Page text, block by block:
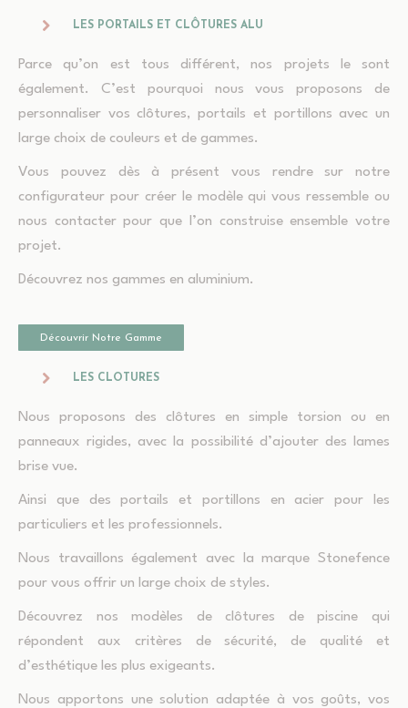
LES PORTAILS ET CLÔTURES ALU
Parce qu’on est tous différent, nos projets le sont
également. C’est pourquoi nous vous proposons de
personnaliser vos clôtures, portails et portillons avec un
large choix de couleurs et de gammes.
Vous pouvez dès à présent vous rendre sur notre
configurateur pour créer le modèle qui vous ressemble ou
nous contacter pour que l’on construise ensemble votre
projet.
Découvrez nos gammes en aluminium.
Découvrir Notre Gamme
LES CLOTURES
Nous proposons des clôtures en simple torsion ou en
panneaux rigides, avec la possibilité d’ajouter des lames
brise vue.
Ainsi que des portails et portillons en acier pour les
particuliers et les professionnels.
Nous travaillons également avec la marque Stonefence
pour vous offrir un large choix de styles.
Découvrez nos modèles de clôtures de piscine qui
répondent aux critères de sécurité, de qualité et
d’esthétique les plus exigeants.
Nous apportons une solution adaptée à vos goûts, vos